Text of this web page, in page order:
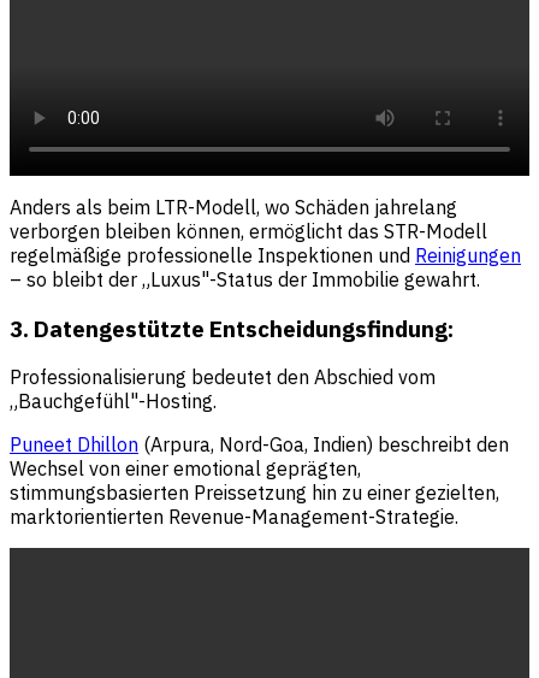
Anders als beim LTR-Modell, wo Schäden jahrelang
verborgen bleiben können, ermöglicht das STR-Modell
regelmäßige professionelle Inspektionen und Reinigungen
– so bleibt der „Luxus"-Status der Immobilie gewahrt.
3. Datengestützte Entscheidungsfindung:
Professionalisierung bedeutet den Abschied vom
„Bauchgefühl"-Hosting.
Puneet Dhillon (Arpura, Nord-Goa, Indien) beschreibt den
Wechsel von einer emotional geprägten,
stimmungsbasierten Preissetzung hin zu einer gezielten,
marktorientierten Revenue-Management-Strategie.